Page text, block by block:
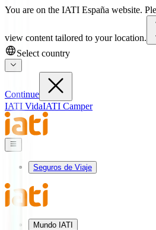
You are on the IATI España website.
view content tailored to your location.
Select country
Continue
IATI VidaIATI Camper
Seguros de Viaje
Mundo IATI